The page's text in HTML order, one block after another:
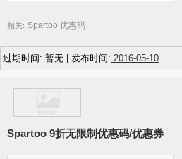
相关: Spartoo 优惠码
过期时间: 暂无 | 发布时间: 2016-05-10
Spartoo 9折无限制优惠码/优惠券